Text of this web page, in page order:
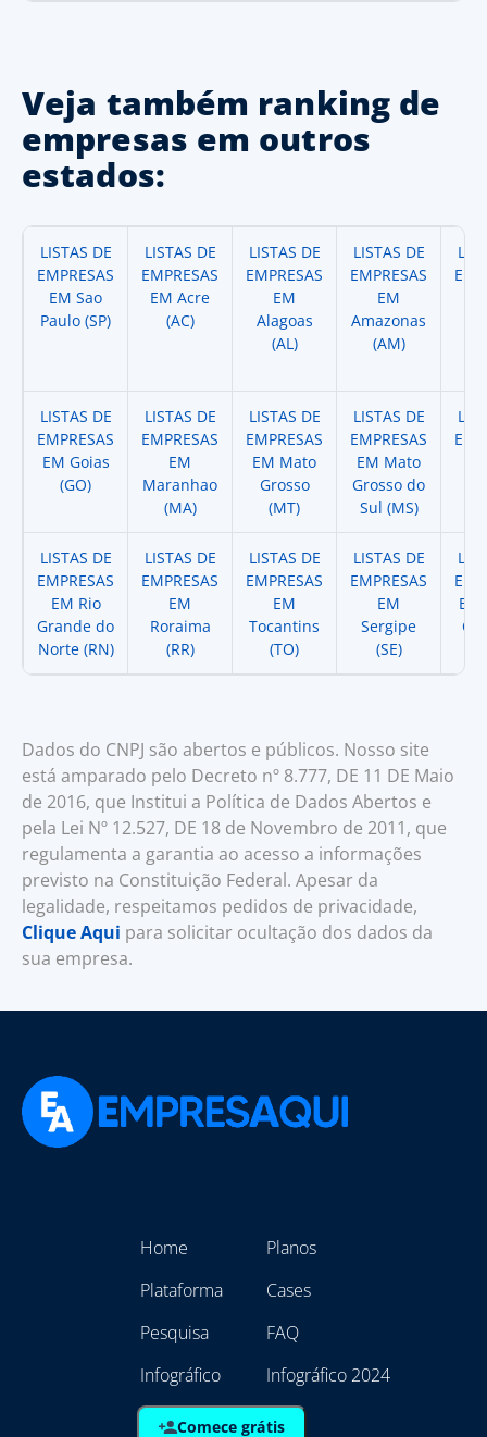
Veja também ranking de
empresas em outros
estados:
LISTAS DE
EMPRESAS
EM Sao
Paulo (SP)
LISTAS DE
EMPRESAS
EM Acre
(AC)
LISTAS DE
EMPRESAS
EM
Alagoas
(AL)
LISTAS DE
EMPRESAS
EM
Amazonas
(AM)
LISTAS DE
EMPRESAS
EM Goias
(GO)
LISTAS DE
EMPRESAS
EM
Maranhao
(MA)
LISTAS DE
EMPRESAS
EM Mato
Grosso
(MT)
LISTAS DE
EMPRESAS
EM Mato
Grosso do
Sul (MS)
LISTAS DE
EMPRESAS
EM Rio
Grande do
Norte (RN)
LISTAS DE
EMPRESAS
EM
Roraima
(RR)
LISTAS DE
EMPRESAS
EM
Tocantins
(TO)
LISTAS DE
EMPRESAS
EM
Sergipe
(SE)
EM
Dados do CNPJ são abertos e públicos. Nosso site
está amparado pelo Decreto nº 8.777, DE 11 DE Maio
de 2016, que Institui a Política de Dados Abertos e
pela Lei Nº 12.527, DE 18 de Novembro de 2011, que
regulamenta a garantia ao acesso a informações
previsto na Constituição Federal. Apesar da
legalidade, respeitamos pedidos de privacidade,
Clique Aqui para solicitar ocultação dos dados da
sua empresa.
Home
Plataforma
Pesquisa
Infográfico
Planos
Cases
FAQ
Infográfico 2024
Comece grátis